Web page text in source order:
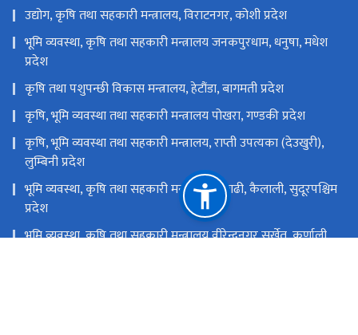
उद्योग, कृषि तथा सहकारी मन्त्रालय, विराटनगर, कोशी प्रदेश
भूमि व्यवस्था, कृषि तथा सहकारी मन्त्रालय जनकपुरधाम, धनुषा, मधेश
प्रदेश
कृषि तथा पशुपन्छी विकास मन्त्रालय, हेटौंडा, बागमती प्रदेश
कृषि, भूमि व्यवस्था तथा सहकारी मन्त्रालय पोखरा, गण्डकी प्रदेश
कृषि, भूमि व्यवस्था तथा सहकारी मन्त्रालय, राप्ती उपत्यका (देउखुरी),
लुम्बिनी प्रदेश
भूमि व्यवस्था, कृषि तथा सहकारी मन्त्रालय धनगढी, कैलाली, सुदूरपश्चिम
प्रदेश
भूमि व्यवस्था, कृषि तथा सहकारी मन्त्रालय वीरेन्द्रनगर,सुर्खेत, कर्णाली